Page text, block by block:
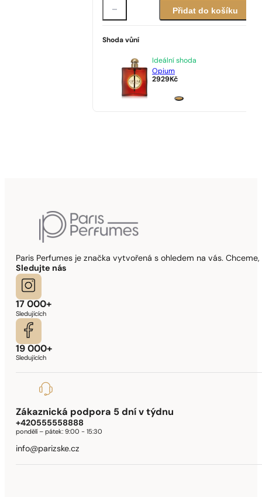
Přidat do košíku
Shoda vůní
Ideální shoda
Opium
2929Kč
Paris Perfumes je značka vytvořená s ohledem na vás.
Sledujte nás
17 000+
Sledujících
19 000+
Sledujících
Zákaznická podpora 5 dní v týdnu
+420555558888
pondělí – pátek:9:00 - 15:30
info@parizske.cz